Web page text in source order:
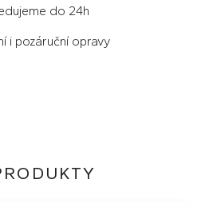
do 24h
i pozáruční opravy